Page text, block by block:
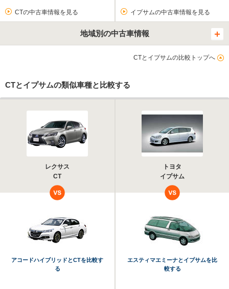
CTの中古車情報を見る イプサムの中古車情報を見る
地域別の中古車情報
CTとイプサムの比較トップへ
CTとイプサムの類似車種と比較する
レクサス
CT
トヨタ
イプサム
アコードハイブリッドとCTを比較す
る
エスティマエミーナとイプサムを比
較する